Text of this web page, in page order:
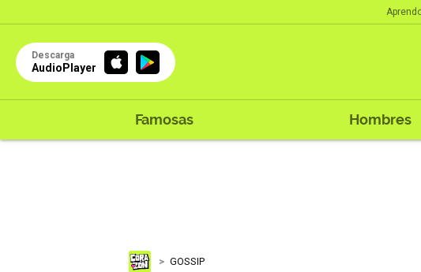
Descarga
AudioPlayer
Famosas Hombres
GOSSIP